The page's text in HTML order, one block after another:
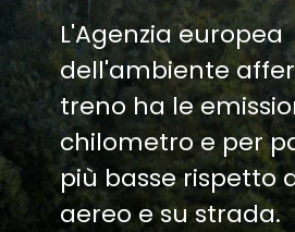
L'Agenzia europea
dell'ambiente
treno ha le
chilometro e per
più basse rispetto
aereo e su strada.